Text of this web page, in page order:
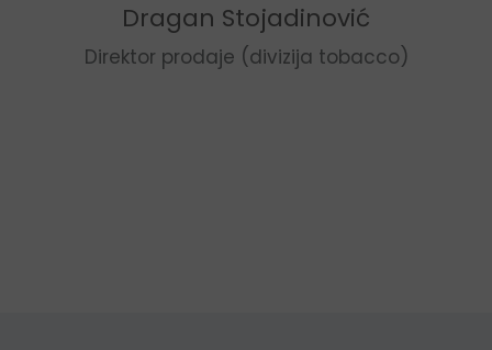
Dragan Stojadinović
Direktor prodaje (divizija tobacco)